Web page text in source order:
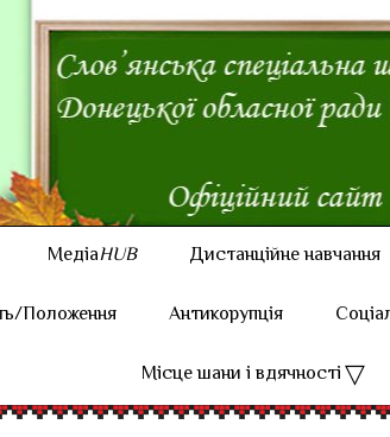
МедіаHUB Дистанційне навчання
Положення
Антикорупція
Місце шани і вдячності